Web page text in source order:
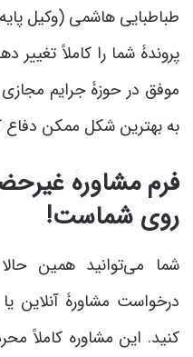
طباطبایی هاشمی (وکیل
پروندۀ شما را کاملاً تغییر
موفق در حوزۀ جرایم
به بهترین شکل ممکن دفاع
فرم مشاورۀ
روی شماست!
شما می‌توانید همین
درخواست مشاورۀ آنلاین
کنید. این مشاوره کاملاً